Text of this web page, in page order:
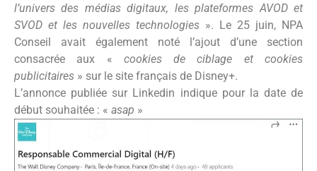
l’univers des médias digitaux, les plateformes AVOD et
SVOD et les nouvelles technologies ». Le 25 juin, NPA
Conseil avait également noté l’ajout d’une section
consacrée aux « cookies de ciblage et cookies
publicitaires » sur le site français de Disney+.
L’annonce publiée sur Linkedin indique pour la date de
début souhaitée : « asap »